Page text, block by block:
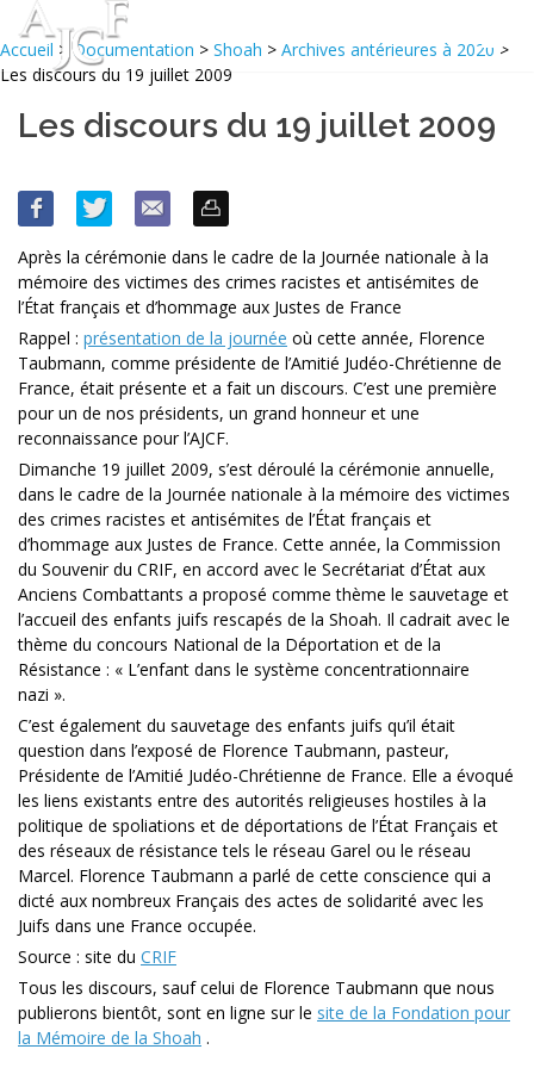
Accueil >Documentation > Shoah > Archives antérieures à 2020 >
Les discours du 19 juillet 2009
Les discours du 19 juillet 2009
Après la cérémonie dans le cadre de la Journée nationale à la
mémoire des victimes des crimes racistes et antisémites de
l’État français et d’hommage aux Justes de France
Rappel : présentation de la journée où cette année, Florence
Taubmann, comme présidente de l’Amitié Judéo-Chrétienne de
France, était présente et a fait un discours. C’est une première
pour un de nos présidents, un grand honneur et une
reconnaissance pour l’AJCF.
Dimanche 19 juillet 2009, s’est déroulé la cérémonie annuelle,
dans le cadre de la Journée nationale à la mémoire des victimes
des crimes racistes et antisémites de l’État français et
d’hommage aux Justes de France. Cette année, la Commission
du Souvenir du CRIF, en accord avec le Secrétariat d’État aux
Anciens Combattants a proposé comme thème le sauvetage et
l’accueil des enfants juifs rescapés de la Shoah. Il cadrait avec le
thème du concours National de la Déportation et de la
Résistance : « L’enfant dans le système concentrationnaire
nazi ».
C’est également du sauvetage des enfants juifs qu’il était
question dans l’exposé de Florence Taubmann, pasteur,
Présidente de l’Amitié Judéo-Chrétienne de France. Elle a évoqué
les liens existants entre des autorités religieuses hostiles à la
politique de spoliations et de déportations de l’État Français et
des réseaux de résistance tels le réseau Garel ou le réseau
Marcel. Florence Taubmann a parlé de cette conscience qui a
dicté aux nombreux Français des actes de solidarité avec les
Juifs dans une France occupée.
Source : site du CRIF
Tous les discours, sauf celui de Florence Taubmann que nous
publierons bientôt, sont en ligne sur le site de la Fondation pour
la Mémoire de la Shoah .